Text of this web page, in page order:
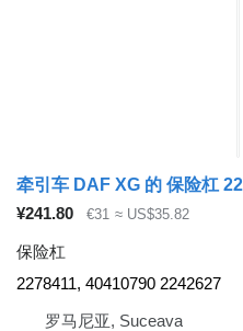
牵引车 DAF XG 的 保险杠
¥241.80
€31 ≈ US$35.82
保险杠
2278411, 40410790 2242627
罗马尼亚, Suceava